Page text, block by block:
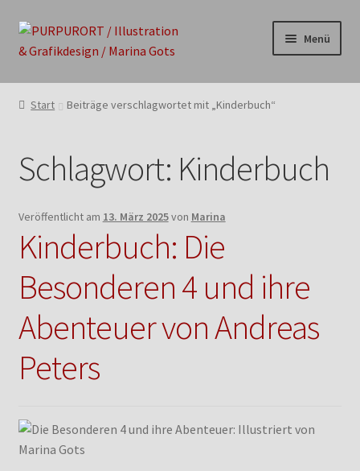
Zur
Navigation
Zum
Inhalt
Menü
MANUFAKTUR
BLOG
LOGIN
KONTAKT
IMPRESSUM
Start Beiträge verschlagwortet mit „Kinderbuch“
Schlagwort: Kinderbuch
Veröffentlicht am 13. März 2025von Marina
Kinderbuch: Die
Besonderen 4 und ihre
Abenteuer von Andreas
Peters